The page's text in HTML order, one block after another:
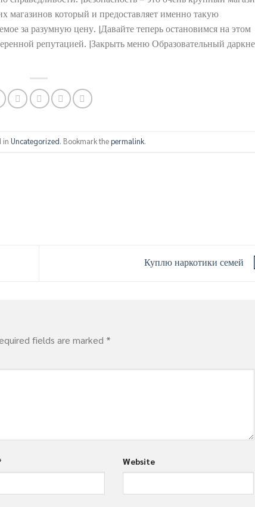
который и предоставляет именно такую
за разумную цену. |Давайте теперь остановимся на этом
репутацией. |Закрыть меню Образовательный
inUncategorized. Bookmark thepermalink.
Куплю наркотики семей
fields are marked *
Website